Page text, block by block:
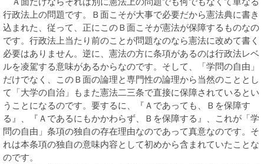
行政法上の問題です。Ｂ面こそが大事で必要だから憲法典に書き
込まれた、従って、正にこのＢ面こそが憲法が保障するものなの
です。行政法上当たり前のことが問題なのなら憲法に改めて書く
必要はありません。逆に、憲法の方に条項があるのは行政法レベ
ルを凌駕する意味があるからなのです。そして、「学問の自由」
だけでなく、このＢ面の論理と専門性の論理から当然のこととし
て「大学の自治」もまた憲法二三条で直接に保障されているとい
うことになるのです。要するに、『Ａであっても、Ｂを保障す
る』、『Ａであるにもかかわらず、Ｂを保障する』、これが「学
問の自由」条項の独自の存在理由なのであって真意なのです。そ
れは本条項の独自の意味内容として初めから含まれていたことな
のです。